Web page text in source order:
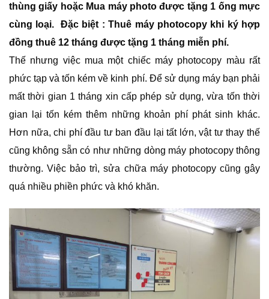
thùng giấy hoặc Mua máy photo được tặng 1 ống mực
cùng loại. Đặc biệt : Thuê máy photocopy khi ký hợp
đồng thuê 12 tháng được tặng 1 tháng miễn phí.
Thế nhưng việc mua một chiếc máy photocopy màu rất
phức tạp và tốn kém về kinh phí. Để sử dụng máy bạn phải
mất thời gian 1 tháng xin cấp phép sử dụng, vừa tốn thời
gian lại tốn kém thêm những khoản phí phát sinh khác.
Hơn nữa, chi phí đầu tư ban đầu lại tất lớn, vật tư thay thế
cũng không sẵn có như những dòng máy photocopy thông
thường. Việc bảo trì, sửa chữa máy photocopy cũng gây
quá nhiều phiền phức và khó khăn.